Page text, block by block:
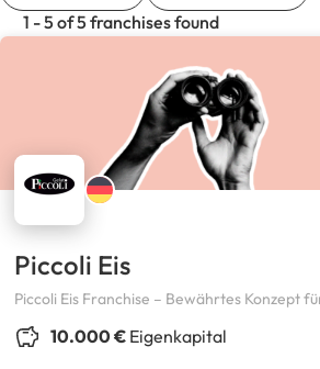
1 - 5 of 5 franchises found
Piccoli Eis
Piccoli Eis Franchise – Bewährtes Konzept
10.000 € Eigenkapital